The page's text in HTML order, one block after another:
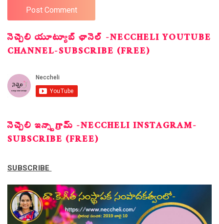
నెచ్చెలి యూట్యూబ్ ఛానెల్ -NECCHELI YOUTUBE
CHANNEL-SUBSCRIBE (FREE)
నెచ్చెలి ఇన్స్టాగ్రామ్ -NECCHELI INSTAGRAM-
SUBSCRIBE (FREE)
SUBSCRIBE